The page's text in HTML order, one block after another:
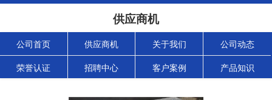
供应商机
公司首页 供应商机 关于我们 公司动态
荣誉认证 招聘中心 客户案例 产品知识